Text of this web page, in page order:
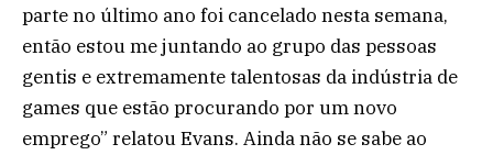
parte no último ano foi cancelado nesta semana,
então estou me juntando ao grupo das pessoas
gentis e extremamente talentosas da indústria de
games que estão procurando por um novo
emprego” relatou Evans. Ainda não se sabe ao